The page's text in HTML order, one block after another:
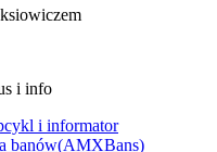
i info
i informator
banów(AMXBans)